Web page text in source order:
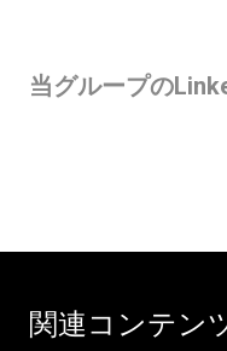
当グループの
関連コンテン